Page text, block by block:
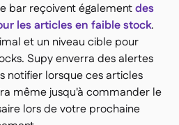
bar reçoivent égalementdes
les articles en faible stock.
et un niveau cible pour
Supy enverra des alertes
notifier lorsque ces articles
même jusqu'à commander le
lors de votre prochaine